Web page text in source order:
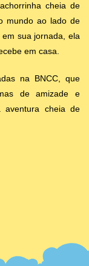
cheia de
mundo ao lado de
sua jornada, ela
em casa.
na BNCC, que
de amizade e
aventura cheia de